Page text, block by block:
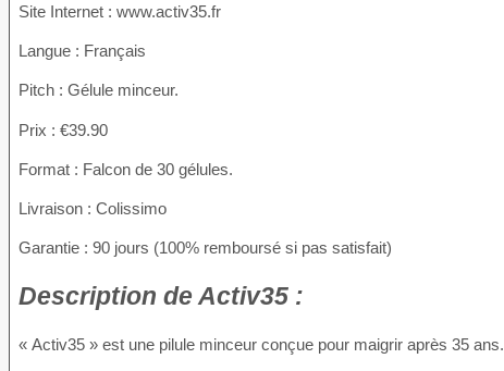
Site Internet : www.activ35.fr
Langue : Français
Pitch : Gélule minceur.
Prix : €39.90
Format : Falcon de 30 gélules.
Livraison : Colissimo
Garantie : 90 jours (100% remboursé si pas satisfait)
Description de Activ35 :
« Activ35 » est une pilule minceur conçue pour maigrir après 35 ans.